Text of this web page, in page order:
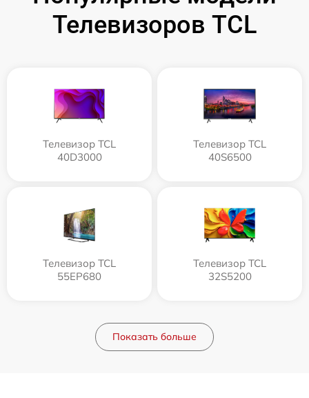
Телевизоров TCL
Телевизор TCL
40D3000
Телевизор TCL
40S6500
Телевизор TCL
55EP680
Телевизор TCL
32S5200
Показать больше